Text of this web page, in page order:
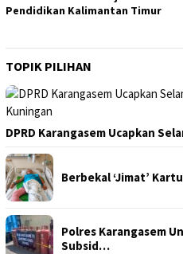
Pendidikan Kalimantan Timur
TOPIK PILIHAN
DPRD Karangasem Ucapkan
Berbekal ‘Jimat’
Polres Karangasem
Subsid…